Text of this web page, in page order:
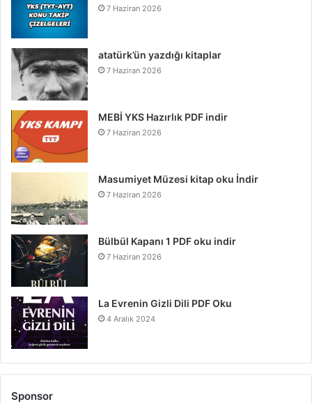
7 Haziran 2026
atatürk’ün yazdığı kitaplar
7 Haziran 2026
MEBİ YKS Hazırlık PDF indir
7 Haziran 2026
Masumiyet Müzesi kitap oku İndir
7 Haziran 2026
Bülbül Kapanı 1 PDF oku indir
7 Haziran 2026
La Evrenin Gizli Dili PDF Oku
4 Aralık 2024
Sponsor